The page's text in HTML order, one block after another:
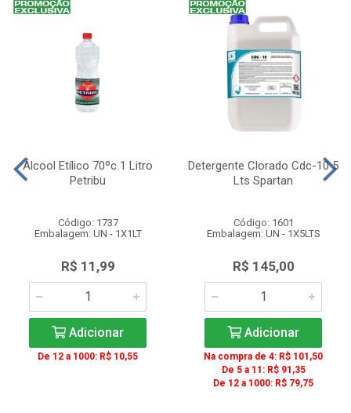
Álcool Etílico 70ºc 1 Litro
Petribu
Código: 1737
Embalagem: UN - 1X1LT
R$ 11,99
Adicionar
De 12 a 1000: R$ 10,55
Detergente Clorado Cdc-10 5
Lts Spartan
Código: 1601
Embalagem: UN - 1X5LTS
R$ 145,00
Adicionar
Na compra de 4: R$ 101,50
De 5 a 11: R$ 91,35
De 12 a 1000: R$ 79,75